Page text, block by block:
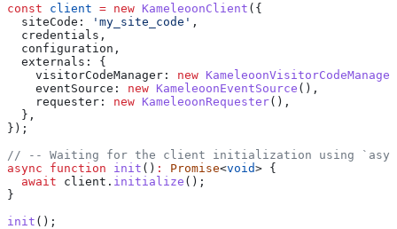
const client = new KameleoonClient ({
  siteCode:
'my_site_code' ,
  credentials
,
  configuration
,
  externals:
{
    visitorCodeManager:
new KameleoonVisitorCodeManager
    eventSource:
new KameleoonEventSource (),
    requester:
new KameleoonRequester(),
  },
});
// -- Waiting for the client initialization using
async function init () : Promise<void> {
  await
client . initialize ();
}
init ();